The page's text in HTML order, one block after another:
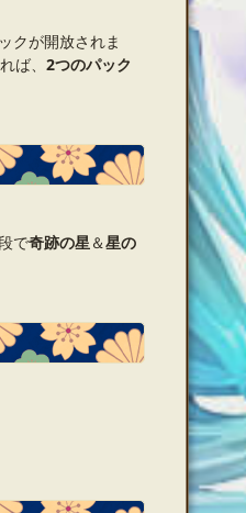
クが開放されま
ば、 2つのパック
で奇跡の星＆星の